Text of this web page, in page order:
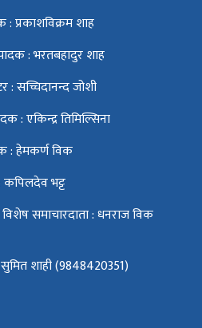
: प्रकाशविक्रम शाह
: भरतबहादुर शाह
: सच्चिदानन्द जोशी
: एकिन्द्र तिमिल्सिना
: हेमकर्ण विक
भट्ट
विशेष समाचारदाता : धनराज विक
शाही (9848420351)